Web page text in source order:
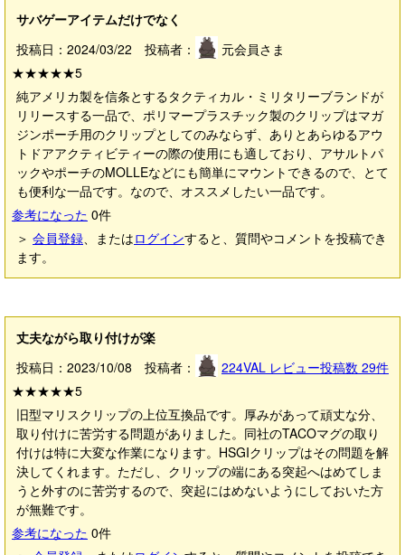
サバゲーアイテムだけでなく
投稿日：2024/03/22 投稿者：
元会員さま
★★★★★5
純アメリカ製を信条とするタクティカル・ミリタリーブランドが
リリースする一品で、ポリマープラスチック製のクリップはマガ
ジンポーチ用のクリップとしてのみならず、ありとあらゆるアウ
トドアアクティビティーの際の使用にも適しており、アサルトパ
ックやポーチのMOLLEなどにも簡単にマウントできるので、とて
も便利な一品です。なので、オススメしたい一品です。
参考になった 0件
＞ 会員登録、またはログインすると、質問やコメントを投稿でき
ます。
丈夫ながら取り付けが楽
投稿日：2023/10/08 投稿者：
224VAL レビュー投稿数 29件
★★★★★5
旧型マリスクリップの上位互換品です。厚みがあって頑丈な分、
取り付けに苦労する問題がありました。同社のTACOマグの取り
付けは特に大変な作業になります。HSGIクリップはその問題を解
決してくれます。ただし、クリップの端にある突起へはめてしま
うと外すのに苦労するので、突起にはめないようにしておいた方
が無難です。
参考になった 0件